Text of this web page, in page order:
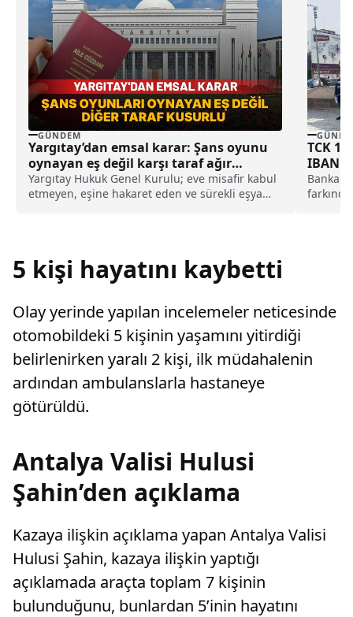
GÜNDEM
Yargıtay’dan emsal karar: Şans oyunu
oynayan eş değil karşı taraf ağır
kusurlu sayıldı
Yargıtay Hukuk Genel Kurulu; eve misafir kabul
etmeyen, eşine hakaret eden ve sürekli eşya
TCK
IBAN
mi
Banka
5 kişi hayatını kaybetti
Olay yerinde yapılan incelemeler neticesinde
otomobildeki 5 kişinin yaşamını yitirdiği
belirlenirken yaralı 2 kişi, ilk müdahalenin
ardından ambulanslarla hastaneye
götürüldü.
Antalya Valisi Hulusi
Şahin’den açıklama
Kazaya ilişkin açıklama yapan Antalya Valisi
Hulusi Şahin, kazaya ilişkin yaptığı
açıklamada araçta toplam 7 kişinin
bulunduğunu, bunlardan 5’inin hayatını